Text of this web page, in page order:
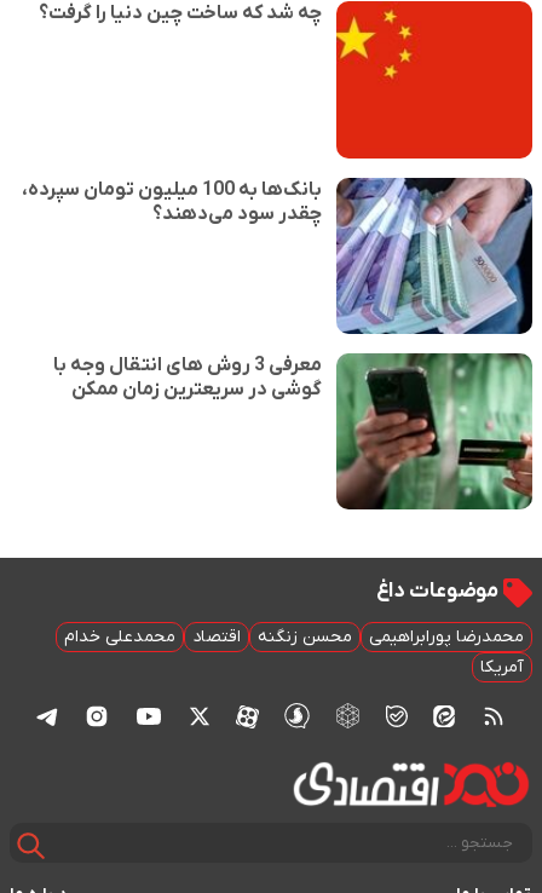
چه شد که ساخت چین دنیا را گرفت؟
بانک‌ها به 100 میلیون تومان سپرده،
چقدر سود می‌دهند؟
معرفی 3 روش های انتقال وجه با
گوشی در سریعترین زمان ممکن
موضوعات داغ
محمدرضا پورابراهیمی محسن زنگنه اقتصاد
محمدعلی خدام
آمریکا